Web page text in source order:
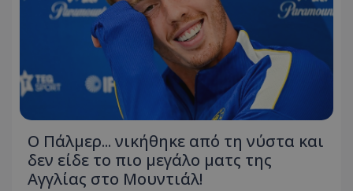
Ο Πάλμερ... νικήθηκε από τη νύστα και
δεν είδε το πιο μεγάλο ματς της
Αγγλίας στο Μουντιάλ!